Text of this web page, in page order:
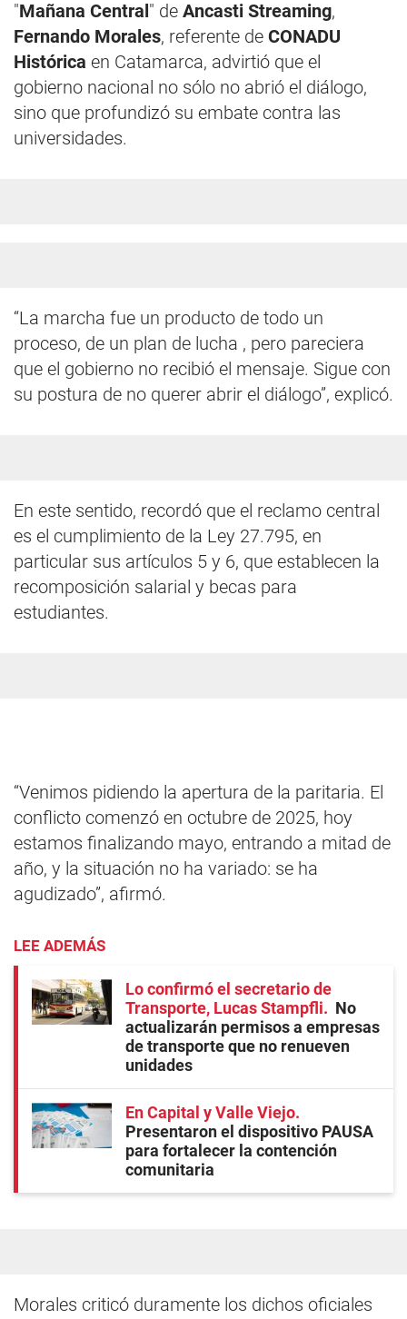
"Mañana Central " de Ancasti Streaming,
Fernando Morales, referente de CONADU
Histórica en Catamarca, advirtió que el
gobierno nacional no sólo no abrió el diálogo,
sino que profundizó su embate contra las
universidades.
“La marcha fue un producto de todo un
proceso, de un plan de lucha , pero pareciera
que el gobierno no recibió el mensaje. Sigue con
su postura de no querer abrir el diálogo”, explicó.
En este sentido, recordó que el reclamo central
es el cumplimiento de la Ley 27.795, en
particular sus artículos 5 y 6, que establecen la
recomposición salarial y becas para
estudiantes.
“Venimos pidiendo la apertura de la paritaria. El
conflicto comenzó en octubre de 2025, hoy
estamos finalizando mayo, entrando a mitad de
año, y la situación no ha variado: se ha
agudizado”, afirmó.
LEE ADEMÁS
Lo confirmó el secretario de
Transporte, Lucas Stampfli
No
actualizarán permisos a empresas
de transporte que no renueven
unidades
En Capital y Valle Viejo
Presentaron el dispositivo PAUSA
para fortalecer la contención
comunitaria
Morales criticó duramente los dichos oficiales